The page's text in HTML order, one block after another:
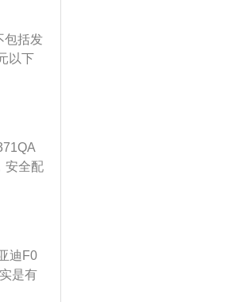
的仅
畅不
车对
包括发
以下
辆
500
安全配
欧洲
线设
迪F0
是有
选；